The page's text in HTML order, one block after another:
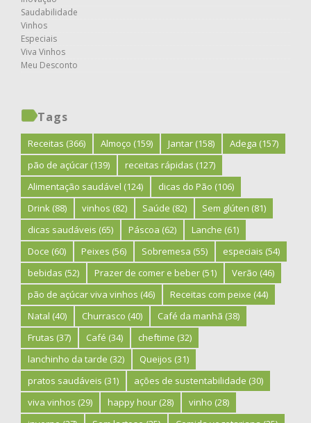
Saudabilidade
Vinhos
Especiais
Viva Vinhos
Meu Desconto
Tags
Receitas (366) Almoço (159) Jantar (158) Adega (157)
pão de açúcar (139) receitas rápidas (127)
Alimentação saudável (124) dicas do Pão (106)
Drink (88) vinhos (82) Saúde (82) Sem glúten (81)
dicas saudáveis (65) Páscoa (62) Lanche (61)
Doce (60) Peixes (56) Sobremesa (55) especiais (54)
bebidas (52) Prazer de comer e beber (51) Verão (46)
pão de açúcar viva vinhos (46) Receitas com peixe (44)
Natal (40) Churrasco (40) Café da manhã (38)
Frutas (37) Café (34) cheftime (32)
lanchinho da tarde (32) Queijos (31)
pratos saudáveis (31) ações de sustentabilidade (30)
viva vinhos (29) happy hour (28) vinho (28)